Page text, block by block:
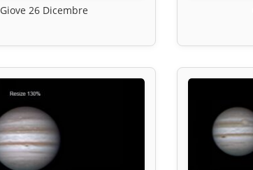
Giove 26 Dicembre